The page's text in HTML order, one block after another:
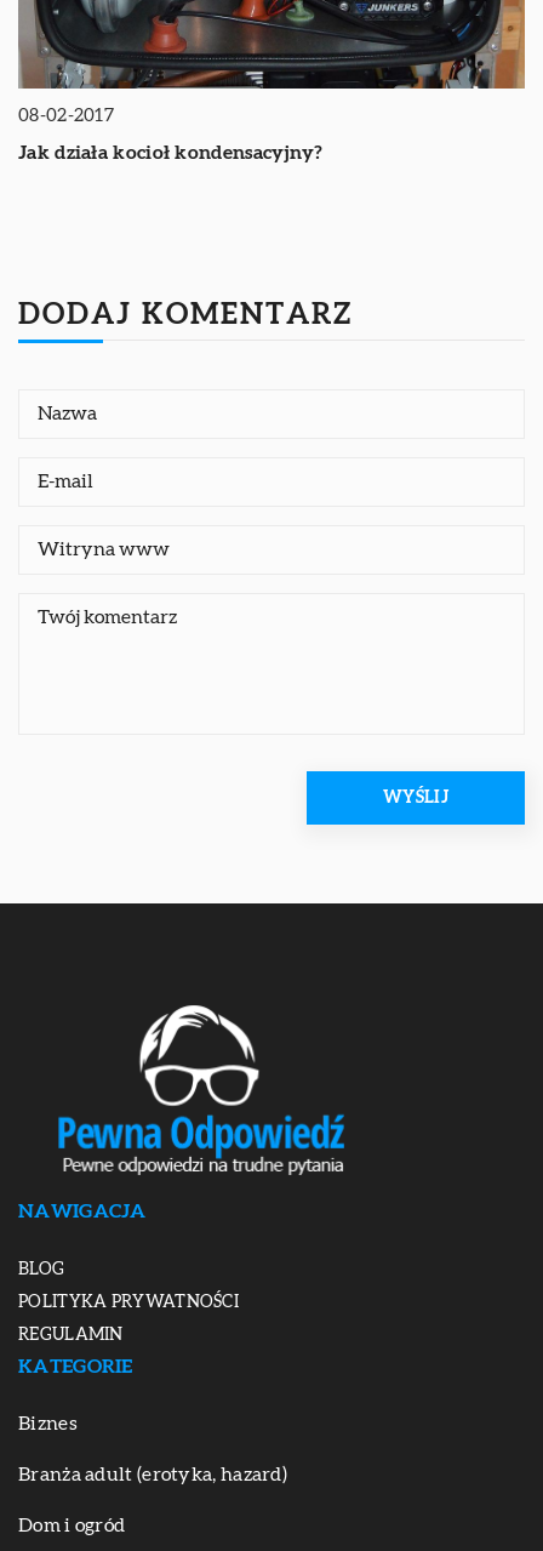
08-02-2017
Jak działa kocioł kondensacyjny?
DODAJ KOMENTARZ
NAWIGACJA
BLOG
POLITYKA PRYWATNOŚCI
REGULAMIN
KATEGORIE
Biznes
Branża adult (erotyka, hazard)
Dom i ogród